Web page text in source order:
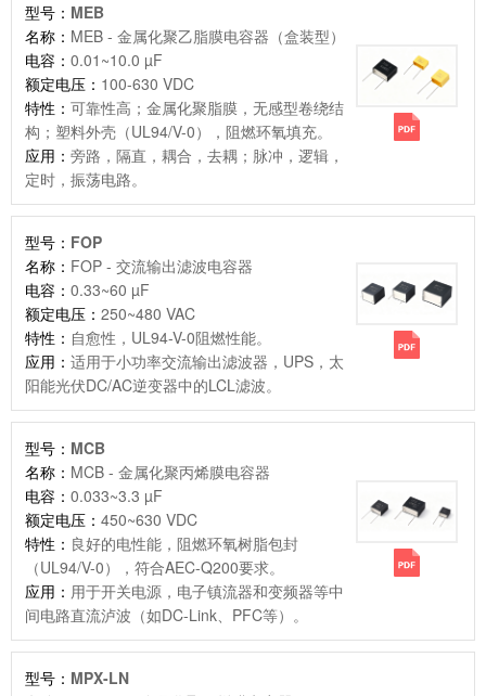
型号： MEB
名称： MEB - 金属化聚乙脂膜电容器（盒装型）
电容： 0.01~10.0 µF
额定电压： 100-630 VDC
特性： 可靠性高；金属化聚脂膜，无感型卷绕结
构；塑料外壳（UL94/V-0），阻燃环氧填充。
应用： 旁路，隔直，耦合，去耦；脉冲，逻辑，
定时，振荡电路。
型号： FOP
名称： FOP - 交流输出滤波电容器
电容： 0.33~60 µF
额定电压： 250~480 VAC
特性： 自愈性，UL94-V-0阻燃性能。
应用： 适用于小功率交流输出滤波器，UPS，太
阳能光伏DC/AC逆变器中的LCL滤波。
型号： MCB
名称： MCB - 金属化聚丙烯膜电容器
电容： 0.033~3.3 µF
额定电压： 450~630 VDC
特性： 良好的电性能，阻燃环氧树脂包封
（UL94/V-0），符合AEC-Q200要求。
应用： 用于开关电源，电子镇流器和变频器等中
间电路直流泸波（如DC-Link、PFC等）。
型号： MPX-LN